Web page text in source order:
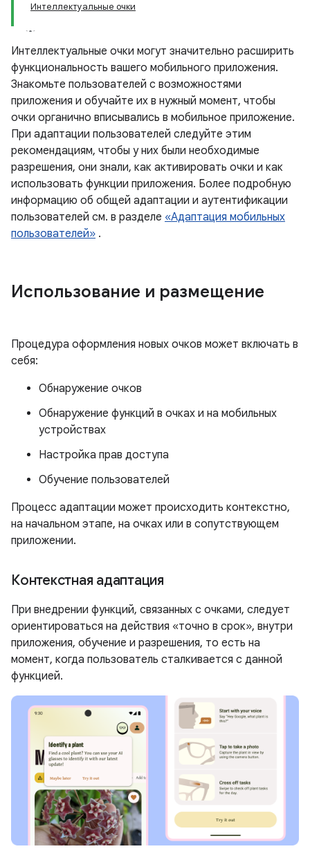
Интеллектуальные очки
Интеллектуальные очки могут значительно расширить
функциональность вашего мобильного приложения.
Знакомьте пользователей с возможностями
приложения и обучайте их в нужный момент, чтобы
очки органично вписывались в мобильное приложение.
При адаптации пользователей следуйте этим
рекомендациям, чтобы у них были необходимые
разрешения, они знали, как активировать очки и как
использовать функции приложения. Более подробную
информацию об общей адаптации и аутентификации
пользователей см. в разделе «Адаптация мобильных
пользователей» .
Использование и размещение
Процедура оформления новых очков может включать в
себя:
Обнаружение очков
Обнаружение функций в очках и на мобильных
устройствах
Настройка прав доступа
Обучение пользователей
Процесс адаптации может происходить контекстно,
на начальном этапе, на очках или в сопутствующем
приложении.
Контекстная адаптация
При внедрении функций, связанных с очками, следует
ориентироваться на действия «точно в срок», внутри
приложения, обучение и разрешения, то есть на
момент, когда пользователь сталкивается с данной
функцией.